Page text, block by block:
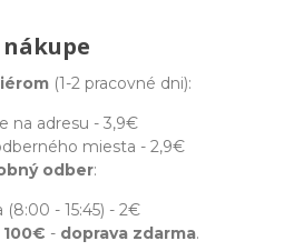
nákupe
(1-2 pracovné dni):
na adresu - 3,9€
miesta - 2,9€
odber:
(8:00 - 15:45) - 2€
- doprava zdarma.